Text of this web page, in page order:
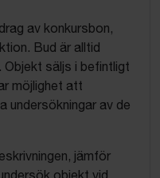
av konkursbon,
Bud är alltid
Objekt säljs i befintligt
möjlighet att
undersökningar av de
jämför
objekt vid